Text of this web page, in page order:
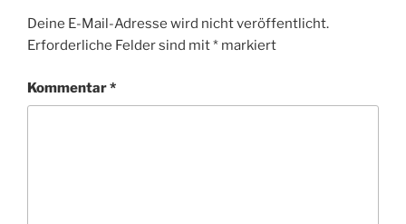
Deine E-Mail-Adresse wird nicht veröffentlicht.
Erforderliche Felder sind mit* markiert
Kommentar*